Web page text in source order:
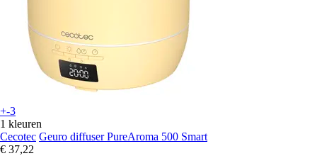
+-3
1 kleuren
Cecotec Geuro diffuser PureAroma 500 Smart
€ 37,22